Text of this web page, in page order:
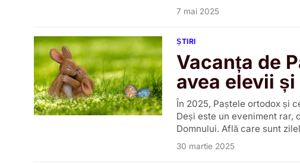
7 mai 2025
ȘTIRI
Vacanța de
avea elevii
În 2025, Paștele ortodox și
Deși este un eveniment rar,
Domnului. Află care sunt
30 martie 2025